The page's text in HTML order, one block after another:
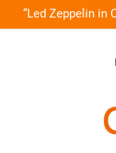
Skip
to
“Led Zeppelin in